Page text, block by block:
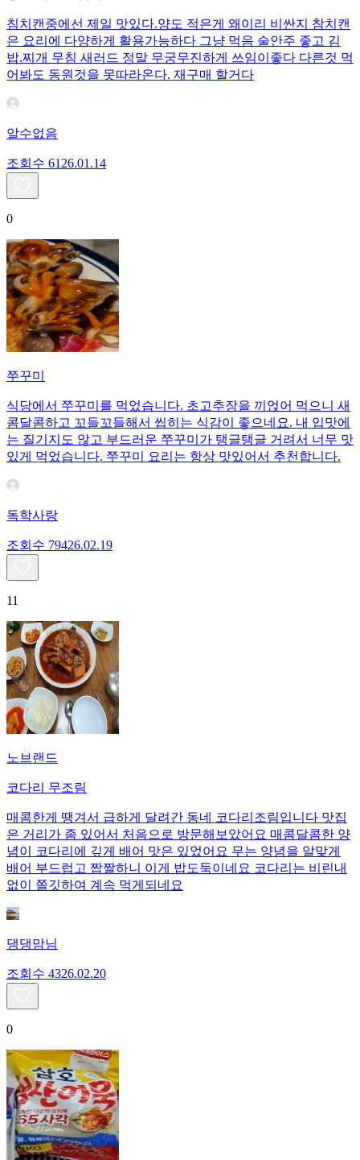
침치캔중에선 제일 맛있다.양도 적은게 왜이리 비싼지 참치캔
은 요리에 다양하게 활용가능하다 그냥 먹음 술안주 좋고 김
밥.찌개 무침 새러드 정말 무궁무진하게 쓰임이좋다 다른것 먹
어봐도 동원것을 못따라온다. 재구매 할거다
알수없음
조회수 61 26.01.14
0
쭈꾸미
식당에서 쭈꾸미를 먹었습니다. 초고추장을 끼얹어 먹으니 새
콤달콤하고 꼬들꼬들해서 씹히는 식감이 좋으네요. 내 입맛에
는 질기지도 않고 부드러운 쭈꾸미가 탱글탱글 거려서 너무 맛
있게 먹었습니다. 쭈꾸미 요리는 항상 맛있어서 추천합니다.
독학사랑
조회수 79426.02.19
11
노브랜드
코다리 무조림
매콤한게 땡겨서 급하게 달려간 동네 코다리조림입니다 맛집
은 거리가 좀 있어서 처음으로 방문해보았어요 매콤달콤한 양
념이 코다리에 깊게 배어 맛은 있었어요 무는 양념을 알맞게
배어 부드럽고 짭짤하니 이게 밥도둑이네요 코다리는 비린내
없이 쫄깃하여 계속 먹게되네요
댕댕맘님
조회수 4326.02.20
0